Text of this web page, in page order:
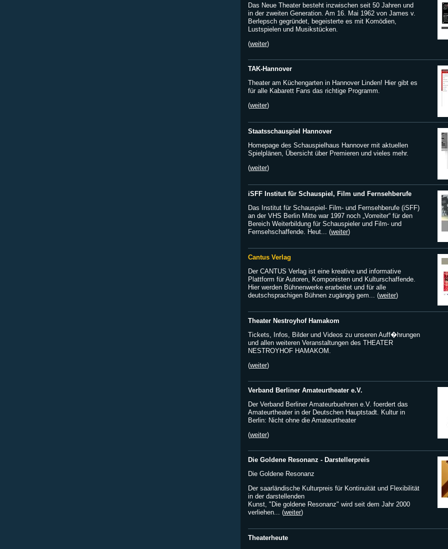
Das Neue Theater besteht inzwischen seit 50 Jahren und
in der zweiten Generation. Am 16. Mai 1962 von James v.
Berlepsch gegründet, begeisterte es mit Komödien,
Lustspielen und Musikstücken.
(weiter)
TAK-Hannover
Theater am Küchengarten in Hannover Linden! Hier gibt es
für alle Kabarett Fans das richtige Programm.
(weiter)
Staatsschauspiel Hannover
Homepage des Schauspielhaus Hannover mit aktuellen
Spielplänen, Übersicht über Premieren und vieles mehr.
(weiter)
iSFF Institut für Schauspiel, Film und Fernsehberufe
Das Institut für Schauspiel- Film- und Fernsehberufe (iSFF)
an der VHS Berlin Mitte war 1997 noch „Vorreiter“ für den
Bereich Weiterbildung für Schauspieler und Film- und
Fernsehschaffende. Heut... (weiter)
Cantus Verlag
Der CANTUS Verlag ist eine kreative und informative
Plattform für Autoren, Komponisten und Kulturschaffende.
Hier werden Bühnenwerke erarbeitet und für alle
deutschsprachigen Bühnen zugängig gem... (weiter)
Theater Nestroyhof Hamakom
Tickets, Infos, Bilder und Videos zu unseren Auff�hrungen
und allen weiteren Veranstaltungen des THEATER
NESTROYHOF HAMAKOM.
(weiter)
Verband Berliner Amateurtheater e.V.
Der Verband Berliner Amateurbuehnen e.V. foerdert das
Amateurtheater in der Deutschen Hauptstadt. Kultur in
Berlin: Nicht ohne die Amateurtheater
(weiter)
Die Goldene Resonanz - Darstellerpreis
Die Goldene Resonanz
Der saarländische Kulturpreis für Kontinuität und Flexibilität
in der darstellenden
Kunst, "Die goldene Resonanz" wird seit dem Jahr 2000
verliehen... (weiter)
Theaterheute